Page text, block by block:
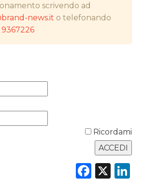
scrivendo ad
news.it o telefonando
Ricordami
X